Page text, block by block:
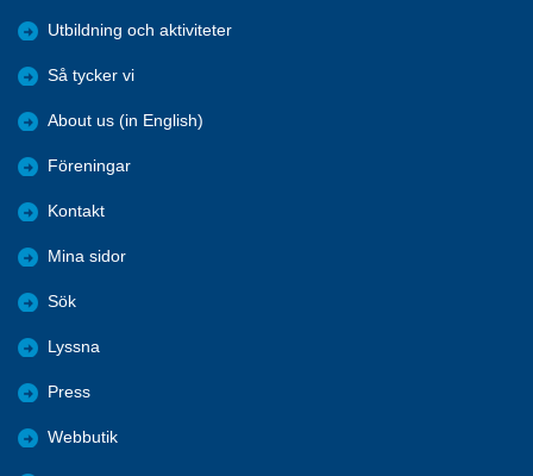
Utbildning och aktiviteter
Så tycker vi
About us (in English)
Föreningar
Kontakt
Mina sidor
Sök
Lyssna
Press
Webbutik